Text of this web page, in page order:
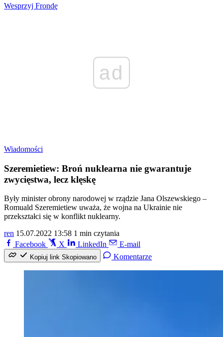
Wesprzyj Frondę
ad
Wiadomości
Szeremietiew: Broń nuklearna nie gwarantuje
zwycięstwa, lecz klęskę
Były minister obrony narodowej w rządzie Jana Olszewskiego –
Romuald Szeremietiew uważa, że wojna na Ukrainie nie
przekształci się w konflikt nuklearny.
ren 15.07.2022 13:58 1 min czytania
Facebook
X LinkedIn E-mail
Kopiuj link Skopiowano Komentarze